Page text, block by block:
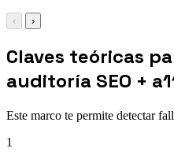
‹ ›
Claves teóricas
auditoría SEO +
Este marco te permite detectar
1